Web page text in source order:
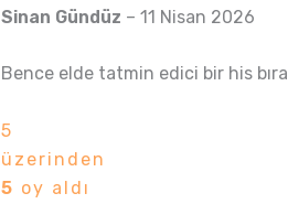
Sinan Gündüz – 11 Nisan 2026
Bence elde tatmin edici bir his
5
üzerinden
5 oy aldı